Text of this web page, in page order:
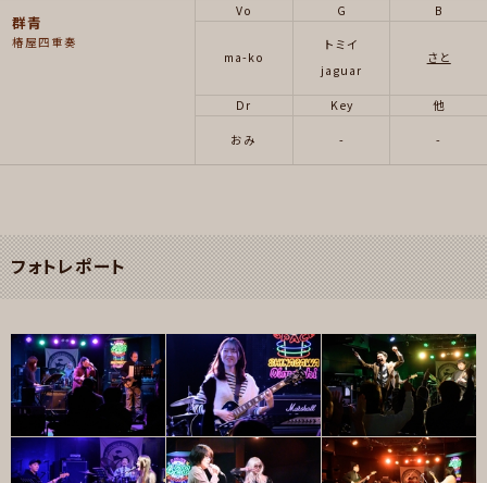
群青
椿屋四重奏
Vo
ma-ko
G
トミイ
jaguar
B
さと
Dr
おみ
Key
-
他
-
フォトレポート